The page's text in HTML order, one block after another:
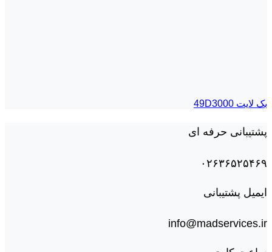
بک لايت 49D3000
پشتیبانی حرفه ای
۰۲۶۳۶۵۲۵۴۶۹
ایمیل پشتیبانی
info@madservices.ir